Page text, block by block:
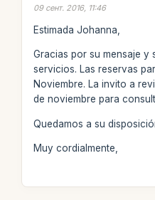
09 сент. 2016, 11:46
Estimada Johanna,
Gracias por su mensaje y
servicios. Las reservas
Noviembre. La invito a
de noviembre para
Quedamos a su
Muy cordialmente,